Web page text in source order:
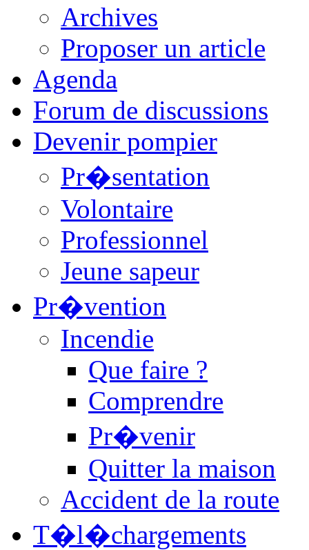
Archives
Proposer un article
Agenda
Forum de discussions
Devenir pompier
Pr�sentation
Volontaire
Professionnel
Jeune sapeur
Pr�vention
Incendie
Que faire ?
Comprendre
Pr�venir
Quitter la maison
Accident de la route
T�l�chargements